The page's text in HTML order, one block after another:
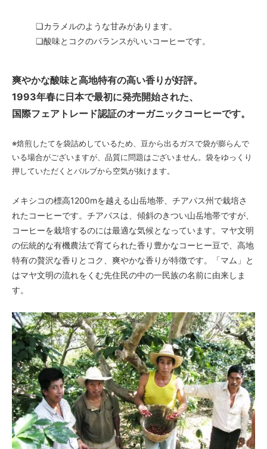
❏カラメルのような甘みがあります。
❏酸味とコクのバランスがいいコーヒーです。
爽やかな酸味と高地特有の高い香りが好評。
1993年春に日本で最初に発売開始された、
国際フェアトレード認証のオーガニックコーヒーです。
※焙煎したてを袋詰めしているため、豆から出るガスで袋が膨らんで
いる場合がございますが、品質に問題はございません。袋をゆっくり
押していただくとバルブから空気が抜けます。
メキシコの標高1200mを越える山岳地帯、チアパス州で栽培さ
れたコーヒーです。チアパスは、傾斜のきつい山岳地帯ですが、
コーヒーを栽培するのには最適な気候となっています。マヤ文明
の伝統的な有機農法で育てられた香り豊かなコーヒー豆で、高地
特有の贅沢な香りとコク、爽やかな香りが特徴です。「マム」と
はマヤ文明の流れをくむ先住民の中の一民族の名前に由来しま
す。